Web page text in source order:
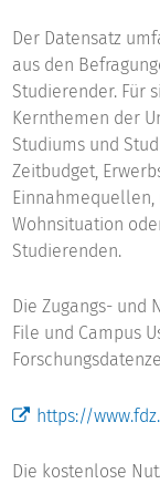
Der Datensatz
aus den
Studierender. Für
Kernthemen der
Studiums und
Zeitbudget,
Wohnsituation
Studierenden.
Die Zugangs- und
File und Campus
https://
Die kostenlose